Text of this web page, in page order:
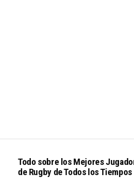
Todo sobre los Mejores
de Rugby de Todos los Tiempos